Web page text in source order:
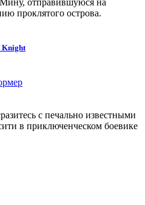
проклятого острова.
Knight
с печально известными
в приключенческом боевике